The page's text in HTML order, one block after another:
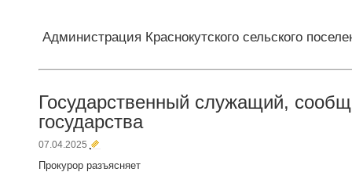
Администрация Краснокутского сельского
Государственный служащий,
государства
07.04.2025
Прокурор разъясняет